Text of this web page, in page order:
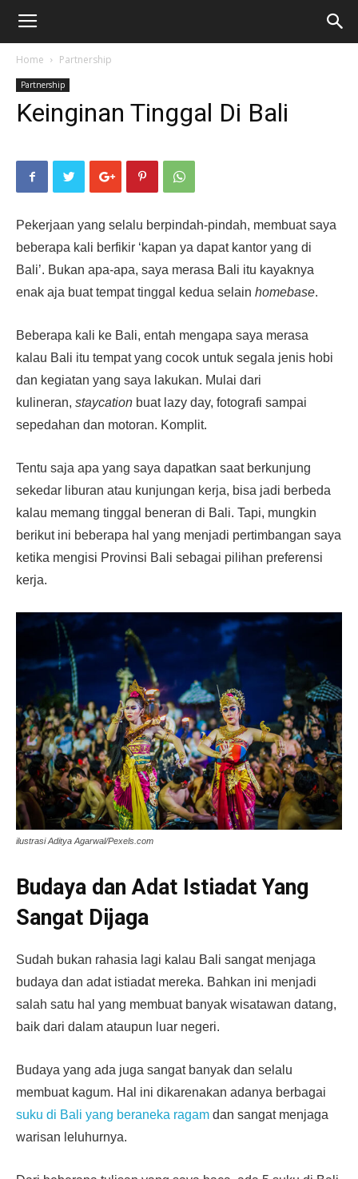
Home Partnership
Partnership
Keinginan Tinggal Di Bali
Pekerjaan yang selalu berpindah-pindah, membuat saya
beberapa kali berfikir ‘kapan ya dapat kantor yang di
Bali’. Bukan apa-apa, saya merasa Bali itu kayaknya
enak aja buat tempat tinggal kedua selain homebase.
Beberapa kali ke Bali, entah mengapa saya merasa
kalau Bali itu tempat yang cocok untuk segala jenis hobi
dan kegiatan yang saya lakukan. Mulai dari
kulineran, staycation buat lazy day, fotografi sampai
sepedahan dan motoran. Komplit.
Tentu saja apa yang saya dapatkan saat berkunjung
sekedar liburan atau kunjungan kerja, bisa jadi berbeda
kalau memang tinggal beneran di Bali. Tapi, mungkin
berikut ini beberapa hal yang menjadi pertimbangan saya
ketika mengisi Provinsi Bali sebagai pilihan preferensi
kerja.
ilustrasi Aditya Agarwal/Pexels.com
Budaya dan Adat Istiadat Yang
Sangat Dijaga
Sudah bukan rahasia lagi kalau Bali sangat menjaga
budaya dan adat istiadat mereka. Bahkan ini menjadi
salah satu hal yang membuat banyak wisatawan datang,
baik dari dalam ataupun luar negeri.
Budaya yang ada juga sangat banyak dan selalu
membuat kagum. Hal ini dikarenakan adanya berbagai
suku di Bali yang beraneka ragam dan sangat menjaga
warisan leluhurnya.